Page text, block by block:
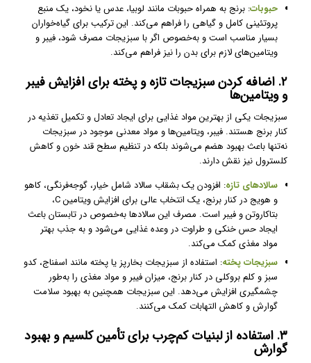
حبوبات: برنج به همراه حبوبات مانند لوبیا، عدس یا نخود، یک منبع
پروتئینی کامل و گیاهی را فراهم می‌کند. این ترکیب برای گیاه‌خواران
بسیار مناسب است و به‌خصوص اگر با سبزیجات مصرف شود، فیبر و
ویتامین‌های لازم برای بدن را نیز فراهم می‌کند.
۲. اضافه کردن سبزیجات تازه و پخته برای افزایش فیبر
و ویتامین‌ها
سبزیجات یکی از بهترین مواد غذایی برای ایجاد تعادل و تکمیل تغذیه در
کنار برنج هستند. فیبر، ویتامین‌ها و مواد معدنی موجود در سبزیجات
نه‌تنها باعث بهبود هضم می‌شوند بلکه در تنظیم سطح قند خون و کاهش
کلسترول نیز نقش دارند.
سالادهای تازه: افزودن یک بشقاب سالاد شامل خیار، گوجه‌فرنگی، کاهو
و هویج در کنار برنج، یک انتخاب عالی برای افزایش ویتامین C،
بتاکاروتن و فیبر است. مصرف این سالادها به‌خصوص در تابستان باعث
ایجاد حس خنکی و طراوت در وعده غذایی می‌شود و به جذب بهتر
مواد مغذی کمک می‌کند.
سبزیجات پخته: استفاده از سبزیجات بخارپز یا پخته مانند اسفناج، کدو
سبز و کلم بروکلی در کنار برنج، میزان فیبر و مواد مغذی را به‌طور
چشمگیری افزایش می‌دهد. این سبزیجات همچنین به بهبود سلامت
گوارش و کاهش التهابات کمک می‌کنند.
۳. استفاده از لبنیات کم‌چرب برای تأمین کلسیم و بهبود
گوارش